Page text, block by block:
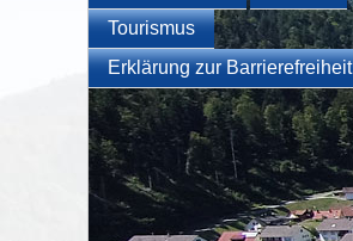
Tourismus
Erklärung zur Barrierefreiheit